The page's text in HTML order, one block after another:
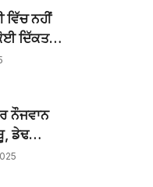
ਦੀ ਮੌਤ, ਨਹੀਂ ਹੋਈ
ਸੰਬੰਧਿਤ ਡੀਐਸਪੀ ਦੀ
ਦੇ ਵਾਈਸ ਚਾਂਸਲਰ ਨੇ
ਵਿੱਚ ਨਹੀਂ
ਦਿੱਕਤ :
ਨੌਜਵਾਨ
ਡੇਢ
ਮੰਨੇ